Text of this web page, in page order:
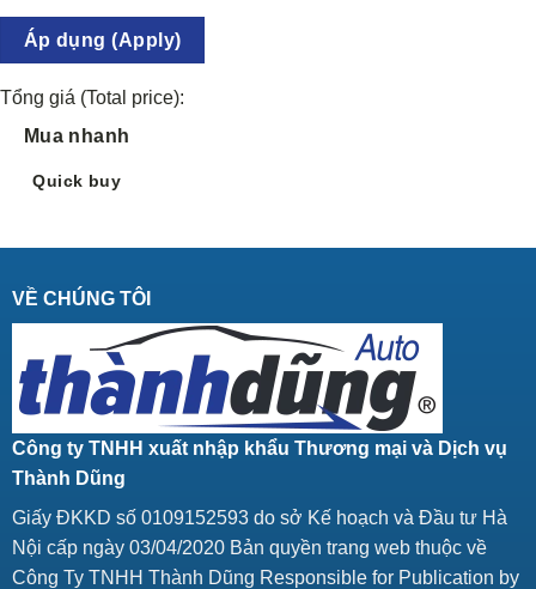
Áp dụng (Apply)
Tổng giá (Total price):
Mua nhanh
Quick buy
VỀ CHÚNG TÔI
Công ty TNHH xuất nhập khẩu Thương mại và Dịch vụ
Thành Dũng
Giấy ĐKKD số 0109152593 do sở Kế hoạch và Đầu tư Hà
Nội cấp ngày 03/04/2020 Bản quyền trang web thuộc về
Công Ty TNHH Thành Dũng Responsible for Publication by